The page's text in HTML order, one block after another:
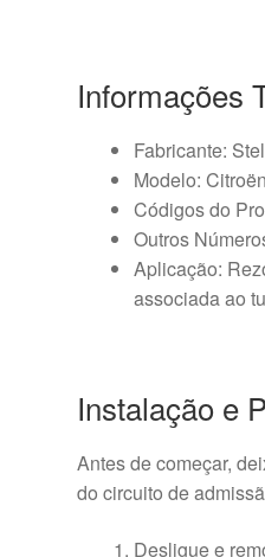
Informações
Fabricante:
Modelo:
Códigos do
Outros
Aplicação:
associada ao
Instalação e
Antes de começar,
do circuito de
Desligue e